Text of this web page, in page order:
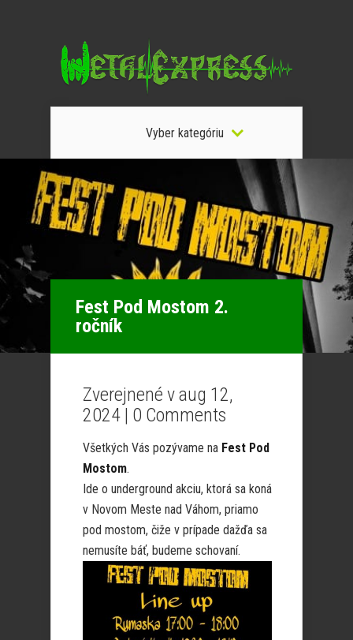
Vyber kategóriu
Fest Pod Mostom 2.
ročník
Zverejnené v aug 12,
2024 | 0 Comments
Všetkých Vás pozývame na Fest Pod
Mostom.
Ide o underground akciu, ktorá sa koná
v Novom Meste nad Váhom, priamo
pod mostom, čiže v prípade dažďa sa
nemusíte báť, budeme schovaní.